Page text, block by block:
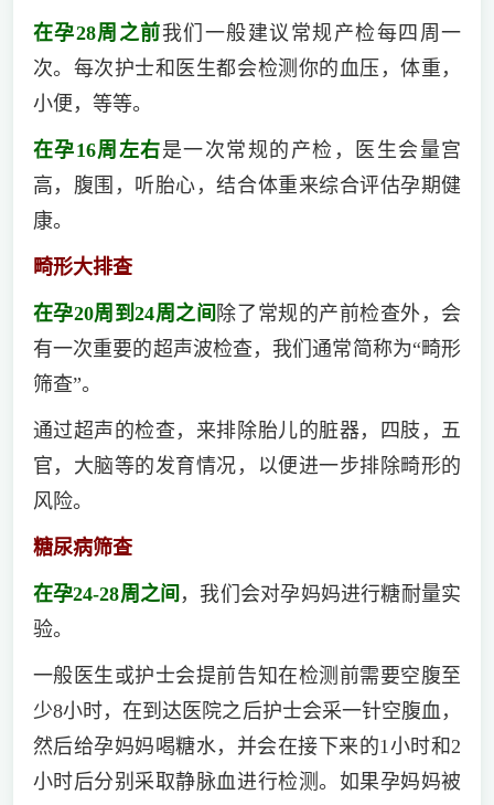
在孕28周之前我们一般建议常规产检每四周一
次。每次护士和医生都会检测你的血压，体重，
小便，等等。
在孕16周左右是一次常规的产检，医生会量宫
高，腹围，听胎心，结合体重来综合评估孕期健
康。
畸形大排查
在孕20周到24周之间 除了常规的产前检查外，会
有一次重要的超声波检查，我们通常简称为“畸形
筛查”。
通过超声的检查，来排除胎儿的脏器，四肢，五
官，大脑等的发育情况，以便进一步排除畸形的
风险。
糖尿病筛查
在孕24-28周之间 ，我们会对孕妈妈进行糖耐量实
验。
一般医生或护士会提前告知在检测前需要空腹至
少8小时，在到达医院之后护士会采一针空腹血，
然后给孕妈妈喝糖水，并会在接下来的1小时和2
小时后分别采取静脉血进行检测。如果孕妈妈被